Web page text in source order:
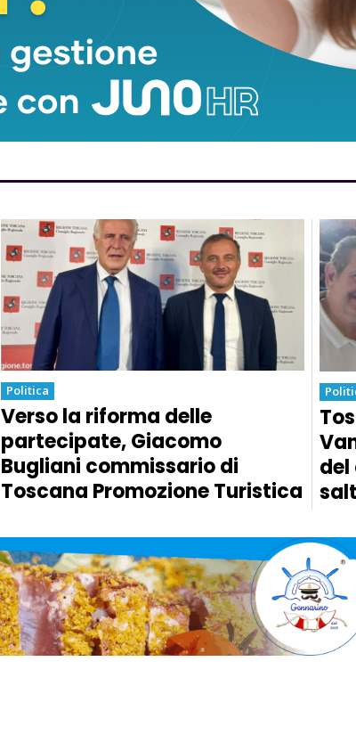
Politica
Verso la riforma delle
partecipate, Giacomo
Bugliani commissario di
Toscana Promozione Turistica